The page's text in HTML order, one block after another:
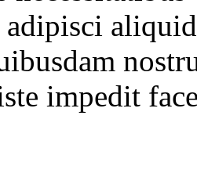
impedit